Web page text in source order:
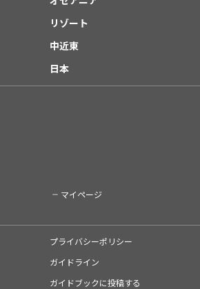
リゾート
中近東
日本
マイページ
プライバシーポリシー
ガイドライン
ガイドブックに投稿する